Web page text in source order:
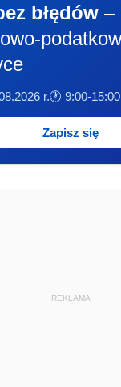
błędów –
r.🕐 9:00-15:00
Zapisz się
REKLAMA